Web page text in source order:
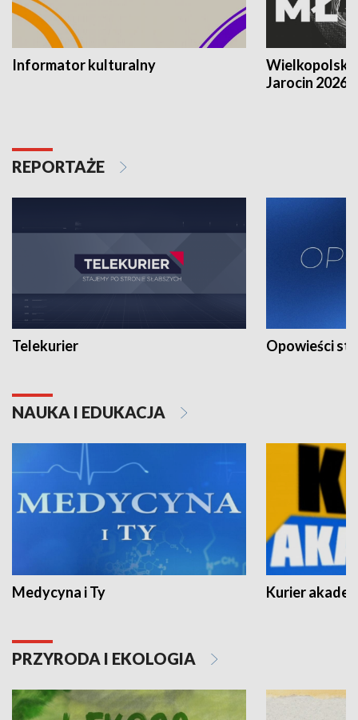
Informator kulturalny
Jarocin 2026
REPORTAŻE
Telekurier Opowieści
NAUKA I EDUKACJA
Medycyna i Ty Kurier
PRZYRODA I EKOLOGIA